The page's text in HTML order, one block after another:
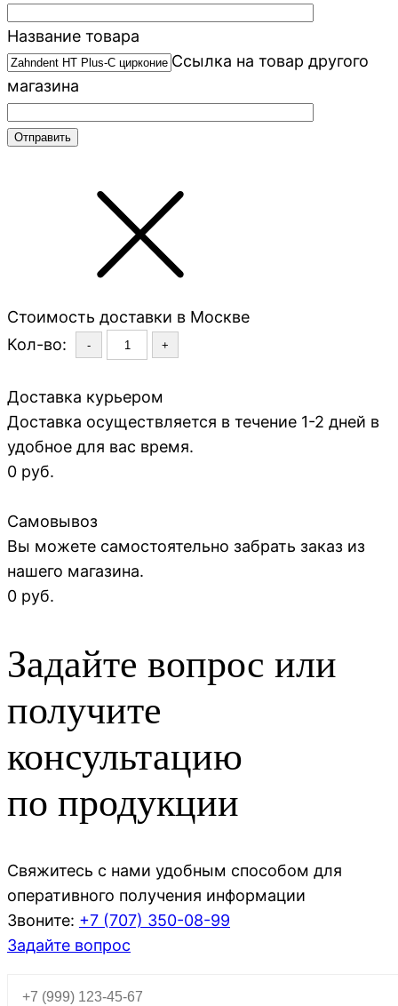
Название товара
Ссылка на товар другого
магазина
Стоимость доставки в Москве
Кол-во:
- +
Доставка курьером
Доставка осуществляется в течение 1-2 дней в
удобное для вас время.
0 руб.
Самовывоз
Вы можете самостоятельно забрать заказ из
нашего магазина.
0 руб.
Задайте вопрос или
получите
консультацию
по продукции
Свяжитесь с нами удобным способом для
оперативного получения информации
Звоните: +7 (707) 350-08-99
Задайте вопрос